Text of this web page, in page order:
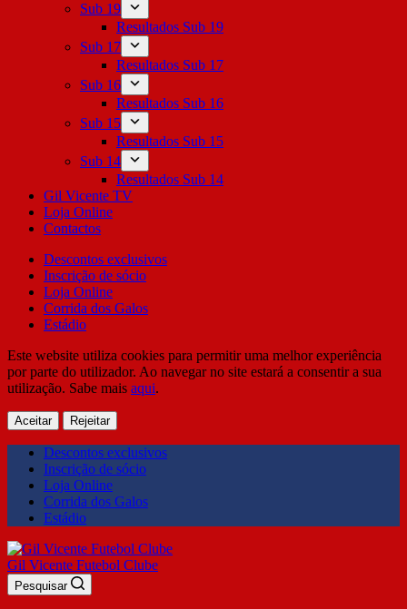
Sub 19
Resultados Sub 19
Sub 17
Resultados Sub 17
Sub 16
Resultados Sub 16
Sub 15
Resultados Sub 15
Sub 14
Resultados Sub 14
Gil Vicente TV
Loja Online
Contactos
Descontos exclusivos
Inscrição de sócio
Loja Online
Corrida dos Galos
Estádio
Este website utiliza cookies para permitir uma melhor experiência
por parte do utilizador. Ao navegar no site estará a consentir a sua
utilização. Sabe mais aqui.
Aceitar Rejeitar
Descontos exclusivos
Inscrição de sócio
Loja Online
Corrida dos Galos
Estádio
Gil Vicente Futebol Clube
Pesquisar